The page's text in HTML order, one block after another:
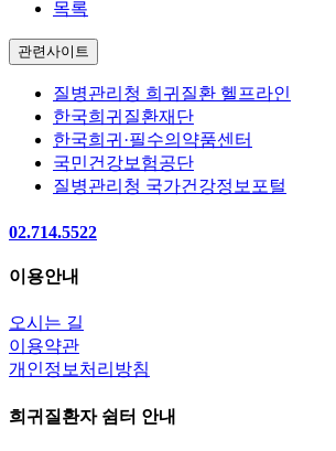
목록
관련사이트
질병관리청 희귀질환 헬프라인
한국희귀질환재단
한국희귀·필수의약품센터
국민건강보험공단
질병관리청 국가건강정보포털
02.714.5522
이용안내
오시는 길
이용약관
개인정보처리방침
희귀질환자 쉼터 안내